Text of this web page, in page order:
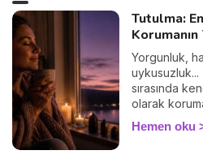
Tutulma:
Yorgunluk,
uykusuzluk...
sırasında
olarak
sakin
yolunu
Hemen oku